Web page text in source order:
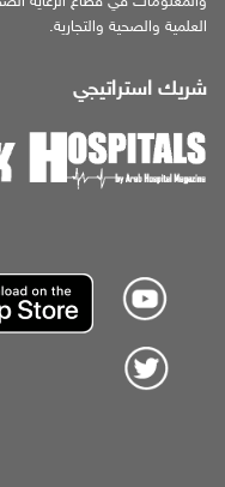
العلمية والصحية والتجارية.
شريك استراتيجي